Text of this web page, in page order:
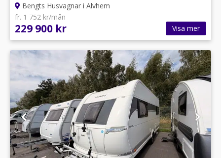
Bengts Husvagnar i Alvhem
fr. 1 752 kr/mån
229 900 kr Visa mer